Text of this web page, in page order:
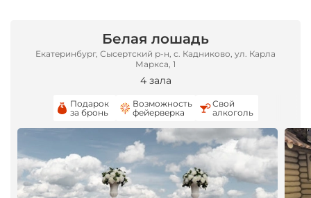
Белая лошадь
Екатеринбург, Сысертский р-н, с. Кадниково, ул. Карла
Маркса, 1
4 зала
Подарок
за бронь
Возможность
фейерверка
Свой
алкоголь